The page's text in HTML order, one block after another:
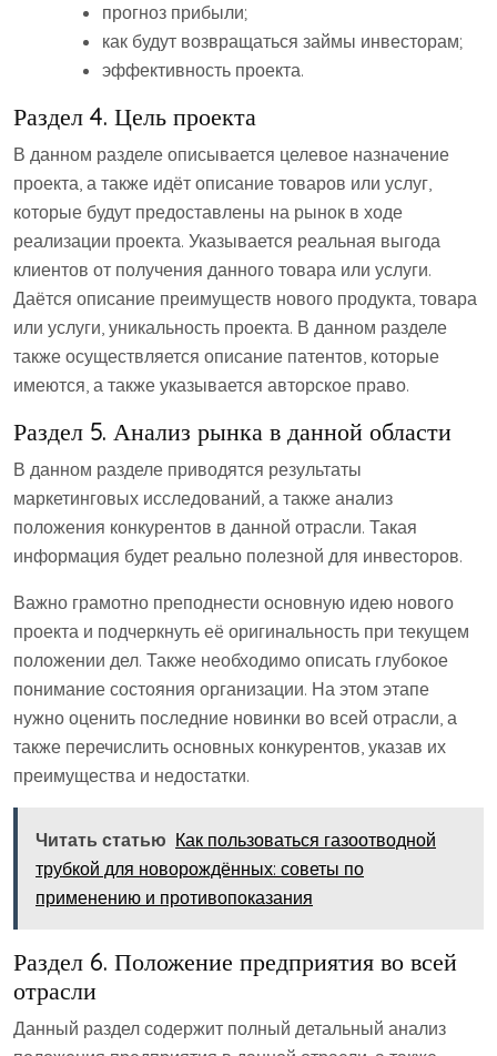
прогноз прибыли;
как будут возвращаться займы инвесторам;
эффективность проекта.
Раздел 4. Цель проекта
В данном разделе описывается целевое назначение
проекта, а также идёт описание товаров или услуг,
которые будут предоставлены на рынок в ходе
реализации проекта. Указывается реальная выгода
клиентов от получения данного товара или услуги.
Даётся описание преимуществ нового продукта, товара
или услуги, уникальность проекта. В данном разделе
также осуществляется описание патентов, которые
имеются, а также указывается авторское право.
Раздел 5. Анализ рынка в данной области
В данном разделе приводятся результаты
маркетинговых исследований, а также анализ
положения конкурентов в данной отрасли. Такая
информация будет реально полезной для инвесторов.
Важно грамотно преподнести основную идею нового
проекта и подчеркнуть её оригинальность при текущем
положении дел. Также необходимо описать глубокое
понимание состояния организации. На этом этапе
нужно оценить последние новинки во всей отрасли, а
также перечислить основных конкурентов, указав их
преимущества и недостатки.
Читать статью Как пользоваться газоотводной
трубкой для новорождённых: советы по
применению и противопоказания
Раздел 6. Положение предприятия во всей
отрасли
Данный раздел содержит полный детальный анализ